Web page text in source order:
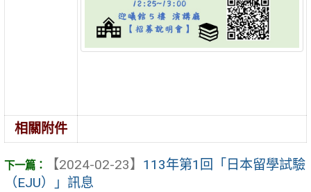
相關附件
【2024-02-23】 113年第1回「日本留學試驗
（EJU）」訊息